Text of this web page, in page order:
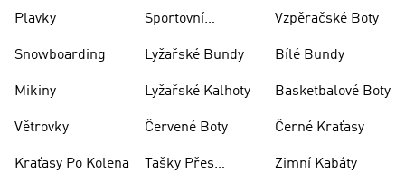
Plavky
Snowboarding
Mikiny
Větrovky
Kraťasy Po Kolena
Sportovní
Lyžařské Bundy
Lyžařské Kalhoty
Červené Boty
Tašky Přes
Vzpěračské Boty
Bílé Bundy
Basketbalové Boty
Černé Kraťasy
Zimní Kabáty